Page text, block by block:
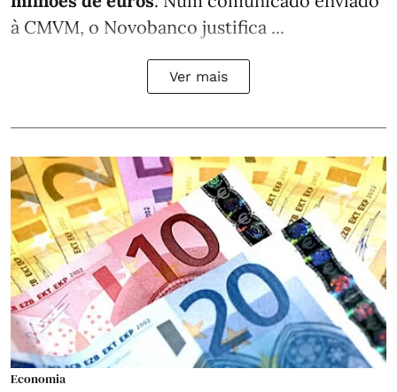
à CMVM, o Novobanco justifica ...
Ver mais
Economia